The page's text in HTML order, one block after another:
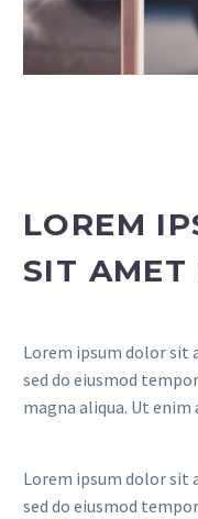
LOREM
SIT AMET
Lorem ipsum dolor sit
sed do eiusmod
magna aliqua. Ut enim
Lorem ipsum dolor sit
sed do eiusmod